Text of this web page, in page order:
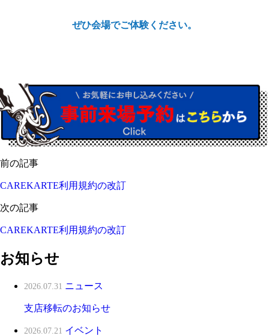
ぜひ会場でご体験ください。
前の記事
CAREKARTE利用規約の改訂
次の記事
CAREKARTE利用規約の改訂
お知らせ
2026.07.31 ニュース
支店移転のお知らせ
2026.07.21 イベント